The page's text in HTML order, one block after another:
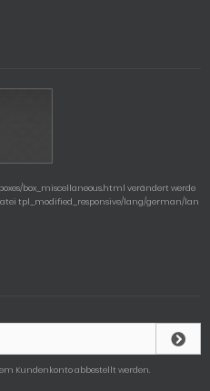
box_miscellaneous.html verändert werde
tpl_modified_responsive/lang/german/lan
Kundenkonto abbestellt werden.